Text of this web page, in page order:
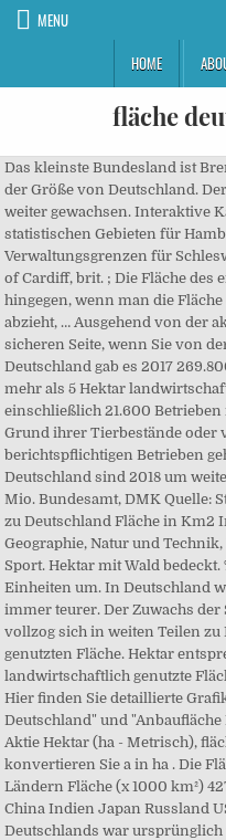
MENU
HOME
fläche
Das kleinste Bundesland ist
der Größe von Deutschland.
weiter gewachsen. Interaktive
statistischen Gebieten für
Verwaltungsgrenzen für
of Cardiff, brit. ; Die Fläche des
hingegen, wenn man die
abzieht, … Ausgehend von der
sicheren Seite, wenn Sie von
Deutschland gab es 2017
mehr als 5 Hektar
einschließlich 21.600 Betrieben
Grund ihrer Tierbestände oder
berichtspflichtigen Betrieben
Deutschland sind 2018 um
Mio. Bundesamt, DMK Quelle:
zu Deutschland Fläche in Km2
Geographie, Natur und
Sport. Hektar mit Wald bedeckt.
Einheiten um. In Deutschland
immer teurer. Der Zuwachs
vollzog sich in weiten Teilen
genutzten Fläche. Hektar
landwirtschaftlich genutzte
Hier finden Sie detaillierte
Deutschland" und
Aktie Hektar (ha - Metrisch),
konvertieren Sie a in ha . Die
Ländern Fläche (x 1000 km²)
China Indien Japan Russland
Deutschlands war ursprünglich